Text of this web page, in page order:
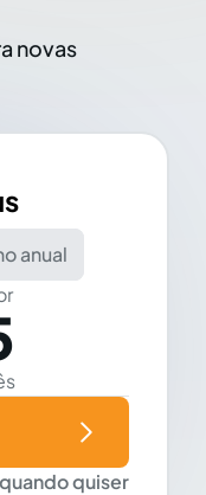
novas
anual
quiser